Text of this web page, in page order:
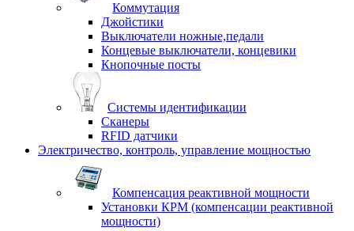
Коммутация
Джойстики
Выключатели ножные,педали
Концевые выключатели, концевики
Кнопочные посты
Системы идентификации
Сканеры
RFID датчики
Электричество, контроль, управление мощностью
Компенсация реактивной мощности
Установки КРМ (компенсации реактивной
мощности)